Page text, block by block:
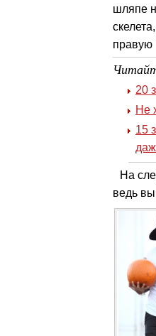
шляпе
правую
20
Не
15
На
ведь